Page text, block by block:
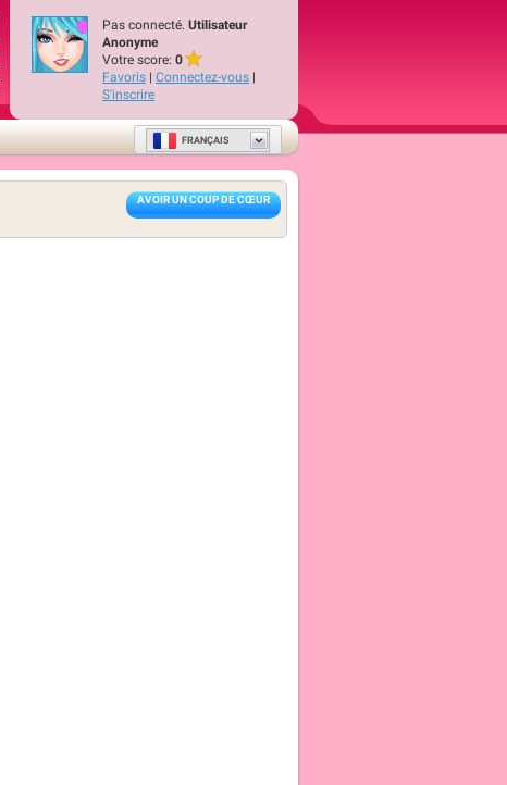
Pas connecté. Utilisateur
Anonyme
Votre score: 0
Favoris | Connectez-vous |
S'inscrire
FRANÇAIS
AVOIR UN COUP DE CŒUR